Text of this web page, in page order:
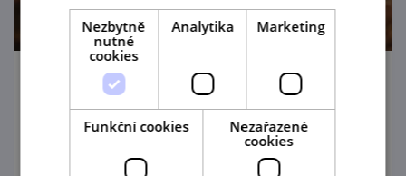
Cimbálové veselí u nás ve sklepě 2026
25. 8. '26
Vinařství Topolanský srdečně zve do Pavlova
Nezbytně
nutné
cookies
Analytika Marketing
Funkční cookies
Nezařazené
cookies